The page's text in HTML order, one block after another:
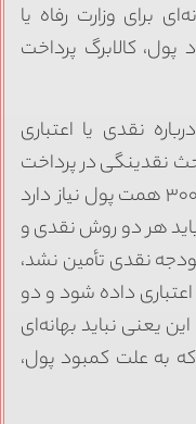
برای وزارت رفاه یا
کالابرگ پرداخت
نقدی یا اعتباری
نقدینگی در پرداخت
کالابرگ بهانه است. تأمین کالابرگ به ۳۰۰ همت پول نیاز دارد
هر دو روش نقدی و
نقدی تأمین نشد،
داده شود و دو
یعنی نباید بهانه‌ای
که به علت کمبود پول،